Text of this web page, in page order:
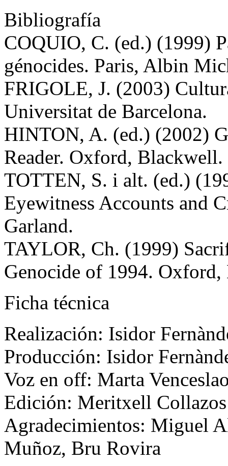
Bibliografía
COQUIO, C. (ed.) (1999)
génocides. Paris, Albin
FRIGOLE, J. (2003)
Universitat de Barcelona.
HINTON, A. (ed.) (2002)
Reader. Oxford, Blackwell.
TOTTEN, S. i alt. (ed.)
Eyewitness Accounts and
Garland.
TAYLOR, Ch. (1999)
Genocide of 1994. Oxford,
Ficha técnica
Realización: Isidor
Producción: Isidor
Voz en off: Marta
Edición: Meritxell Collazos
Agradecimientos: Miguel
Muñoz, Bru Rovira